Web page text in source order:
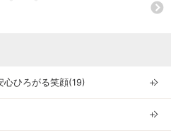
心ひろがる笑顔(19) ＋
＋